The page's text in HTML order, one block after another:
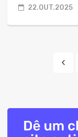
22.OUT.2025